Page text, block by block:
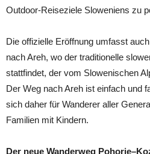
Outdoor-Reiseziele Sloweniens zu
Die offizielle Eröffnung umfasst
nach Areh, wo der traditionelle
stattfindet, der vom Slowenischen
Der Weg nach Areh ist einfach und
sich daher für Wanderer aller
Familien mit Kindern.
Der neue Wanderweg